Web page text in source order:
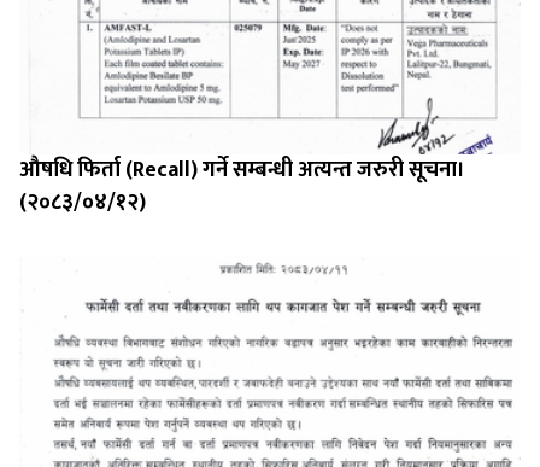
औषधि फिर्ता (Recall) गर्ने सम्बन्धी अत्यन्त जरुरी सूचना।
(२०८३/०४/१२)